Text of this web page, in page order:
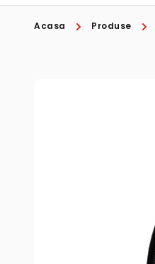
Acasa Produse